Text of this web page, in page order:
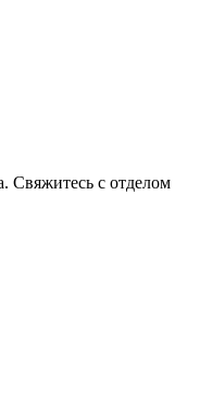
Свяжитесь с отделом